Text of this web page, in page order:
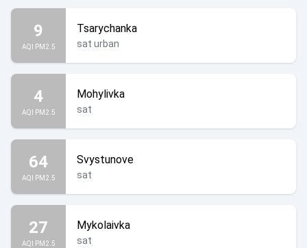
9
AQI PM2.5
Tsarychanka
sat urban
4
AQI PM2.5
Mohylivka
sat
64
AQI PM2.5
Svystunove
sat
27
AQI PM2.5
Mykolaivka
sat